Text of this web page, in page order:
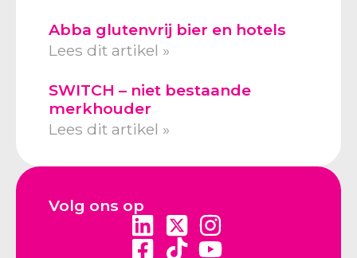
Abba glutenvrij bier en hotels
Lees dit artikel »
SWITCH – niet bestaande
merkhouder
Lees dit artikel »
Volg ons op